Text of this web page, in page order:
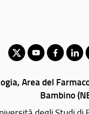
Area del
Bambino